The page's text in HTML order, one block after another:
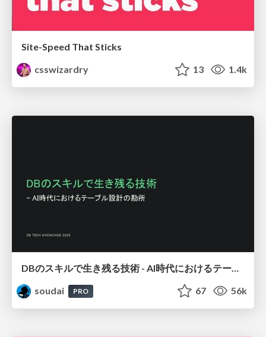
Site-Speed That Sticks
csswizardry
13 1.4k
DBのスキルで生き残る技術 - AI時代におけるテーブル設計の勘所
soudai
PRO 67 56k